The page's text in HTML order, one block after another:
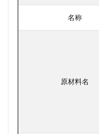
名称
原材料名